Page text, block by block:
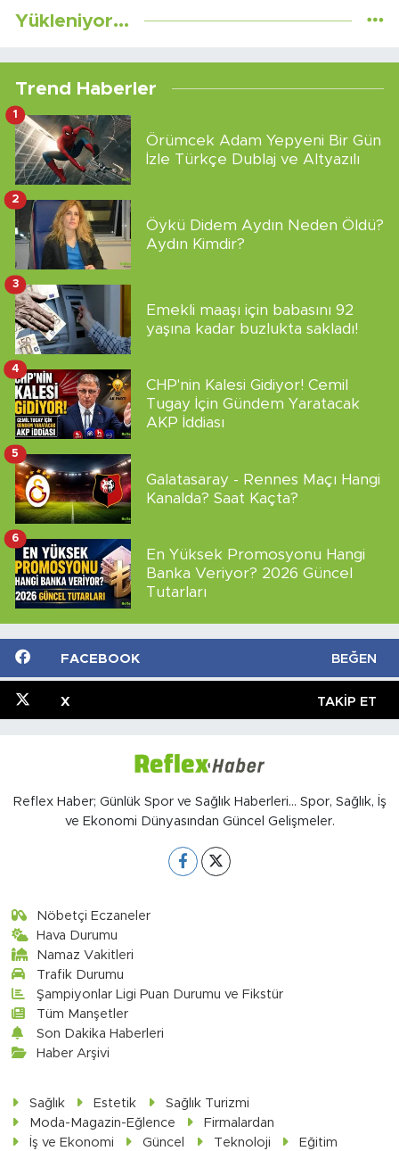
Yükleniyor...
Trend Haberler
Örümcek Adam Yepyeni Bir Gün
İzle Türkçe Dublaj ve Altyazılı
1
Öykü Didem Aydın Neden Öldü?
Aydın Kimdir?
2
Emekli maaşı için babasını 92
yaşına kadar buzlukta sakladı!
3
CHP'nin Kalesi Gidiyor! Cemil
Tugay İçin Gündem Yaratacak
AKP İddiası
4
Galatasaray - Rennes Maçı Hangi
Kanalda? Saat Kaçta?
5
En Yüksek Promosyonu Hangi
Banka Veriyor? 2026 Güncel
Tutarları
6
FACEBOOK BEĞEN
X TAKIP ET
Reflex Haber; Günlük Spor ve Sağlık Haberleri... Spor, Sağlık, İş
ve Ekonomi Dünyasından Güncel Gelişmeler.
Nöbetçi Eczaneler
Hava Durumu
Namaz Vakitleri
Trafik Durumu
Şampiyonlar Ligi Puan Durumu ve Fikstür
Tüm Manşetler
Son Dakika Haberleri
Haber Arşivi
Sağlık Estetik
Sağlık Turizmi
Moda-Magazin-Eğlence
Firmalardan
İş ve Ekonomi
Güncel Teknoloji Eğitim